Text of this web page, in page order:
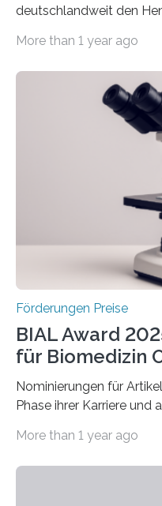
deutschlandweit den
hochrangige
Schlaganfall“ mit Sitz in
Schlaganfallforschung,
Betroffenen zu
diesem Jahr wieder
Preis aus. Er richtet sich
Forscherinnen und
werden soll eine
hochrangige
More than 1 year ago
Förderungen Preise
BIAL Award
für Biomedizin
Nominierungen für
Phase ihrer Karriere und
Leben gerufen, um die
More than 1 year ago